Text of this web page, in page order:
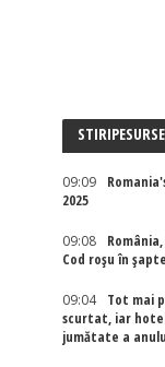
09:09
2025
09:08
Cod roșu în
09:04
Tot mai
scurtat, iar
jumătate a